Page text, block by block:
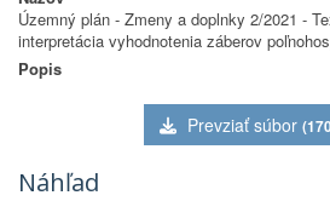
Územný plán - Zmeny a doplnky 2/2021 -
interpretácia vyhodnotenia záberov
Popis
Prevziať súbor
Náhľad